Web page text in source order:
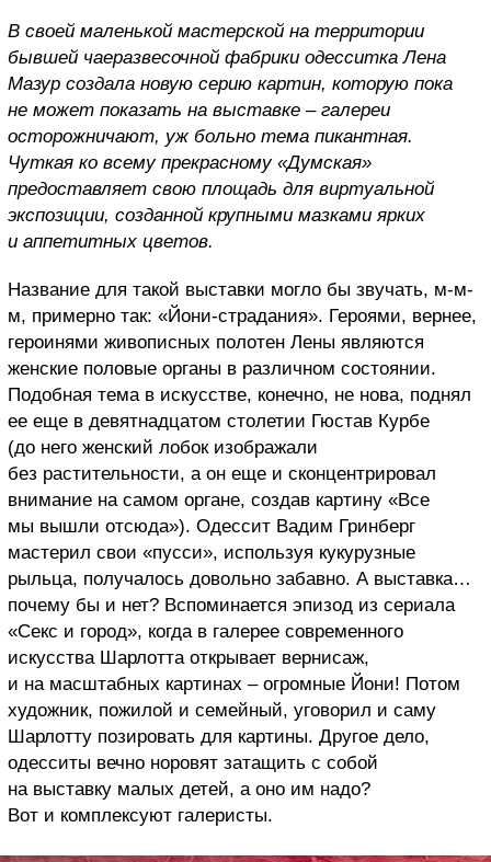
В своей маленькой мастерской на территории
бывшей чаеразвесочной фабрики одесситка Лена
Мазур создала новую серию картин, которую пока
не может показать на выставке – галереи
осторожничают, уж больно тема пикантная.
Чуткая ко всему прекрасному «Думская»
предоставляет свою площадь для виртуальной
экспозиции, созданной крупными мазками ярких
и аппетитных цветов.
Название для такой выставки могло бы звучать, м-м-
м, примерно так: «Йони-страдания». Героями, вернее,
героинями живописных полотен Лены являются
женские половые органы в различном состоянии.
Подобная тема в искусстве, конечно, не нова, поднял
ее еще в девятнадцатом столетии Гюстав Курбе
(до него женский лобок изображали
без растительности, а он еще и сконцентрировал
внимание на самом органе, создав картину «Все
мы вышли отсюда»). Одессит Вадим Гринберг
мастерил свои «пусси», используя кукурузные
рыльца, получалось довольно забавно. А выставка…
почему бы и нет? Вспоминается эпизод из сериала
«Секс и город», когда в галерее современного
искусства Шарлотта открывает вернисаж,
и на масштабных картинах – огромные Йони! Потом
художник, пожилой и семейный, уговорил и саму
Шарлотту позировать для картины. Другое дело,
одесситы вечно норовят затащить с собой
на выставку малых детей, а оно им надо?
Вот и комплексуют галеристы.